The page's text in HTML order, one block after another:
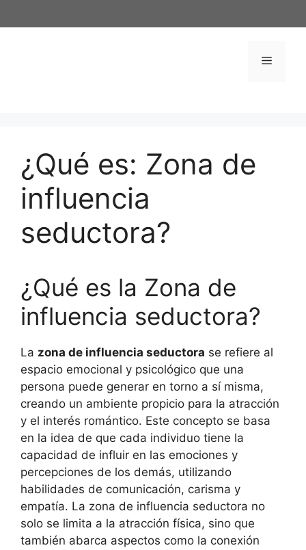
al
Menú
¿Qué es: Zona de
influencia
seductora?
¿Qué es la Zona de
influencia seductora?
La zona de influencia seductora se refiere al
espacio emocional y psicológico que una
persona puede generar en torno a sí misma,
creando un ambiente propicio para la atracción
y el interés romántico. Este concepto se basa
en la idea de que cada individuo tiene la
capacidad de influir en las emociones y
percepciones de los demás, utilizando
habilidades de comunicación, carisma y
empatía. La zona de influencia seductora no
solo se limita a la atracción física, sino que
también abarca aspectos como la conexión